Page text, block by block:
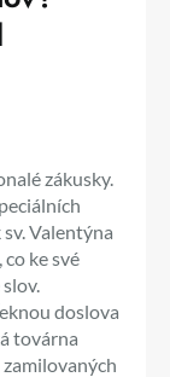
zákusky.
Valentýna
ke své
doslova
továrna